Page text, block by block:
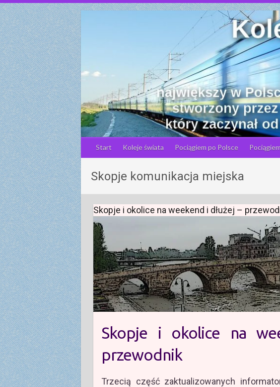
S
k
i
p
t
o
c
o
n
t
e
n
t
Start Koleje świata Pociągiem po Polsce
Skopje komunikacja miejska
Skopje i okolice na weekend i dłużej –
Skopje i okolice na
przewodnik
Trzecią część zaktualizowanych